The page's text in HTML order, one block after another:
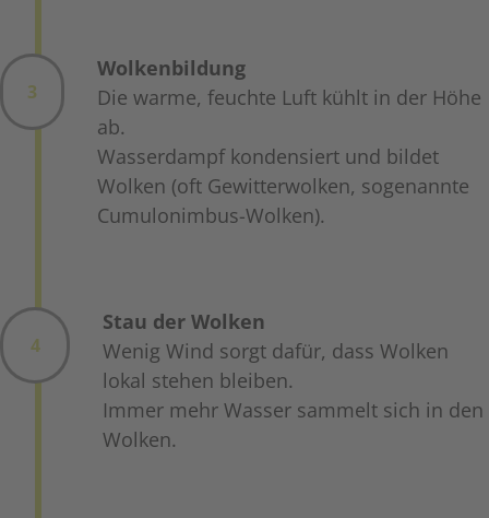
3
Wolkenbildung
Die warme, feuchte Luft kühlt in der Höhe
ab.
Wasserdampf kondensiert und bildet
Wolken (oft Gewitterwolken, sogenannte
Cumulonimbus-Wolken).
4
Stau der Wolken
Wenig Wind sorgt dafür, dass Wolken
lokal stehen bleiben.
Immer mehr Wasser sammelt sich in den
Wolken.